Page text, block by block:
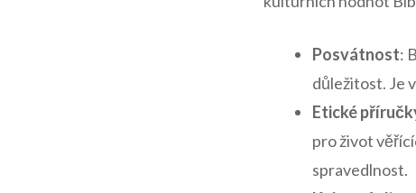
Posvátnost:
důležitost. Je
Etické
pro život
spravedlnost.